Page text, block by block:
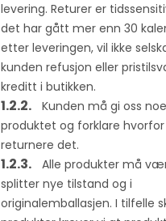
levering. Returer er
det har gått mer enn 30
etter leveringen, vil ikke
kunden refusjon eller
kreditt i butikken.
Kunden må gi oss
produktet og forklare hvorfor
returnere det.
Alle produkter må
splitter nye tilstand og i
originalemballasjen. I tilfelle